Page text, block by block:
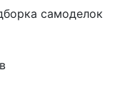
самоделок